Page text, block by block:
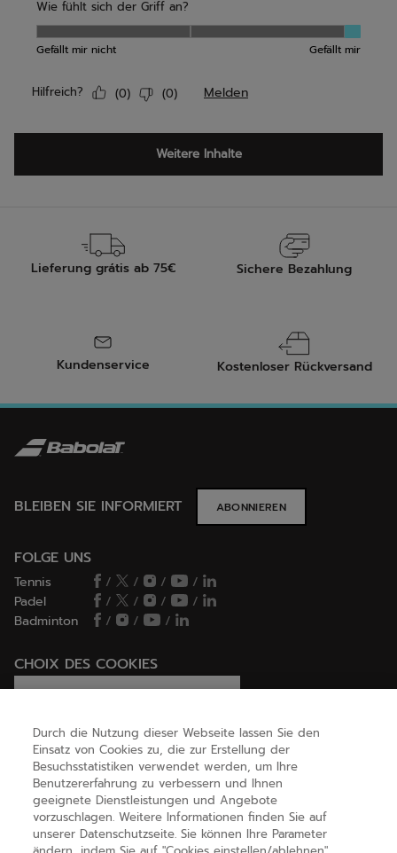
Lieferung grátis ab 75€ Sichere Bezahlung
Kundenservice Kostenloser Rückversand
BLEIBEN SIE INFORMIERT ABONNIEREN
FOLGE UNS
Tennis / / /
/
Padel
/ / /
/
Badminton
/ / /
CHOIX DES COOKIES
Ich lege Cookies fest / lehne sie ab
HILFE
ÜBER UNS
Durch die Nutzung dieser Webseite lassen Sie den
Einsatz von Cookies zu, die zur Erstellung der
Besuchsstatistiken verwendet werden, um Ihre
Benutzererfahrung zu verbessern und Ihnen
geeignete Dienstleistungen und Angebote
vorzuschlagen. Weitere Informationen finden Sie auf
unserer Datenschutzseite. Sie können Ihre Parameter